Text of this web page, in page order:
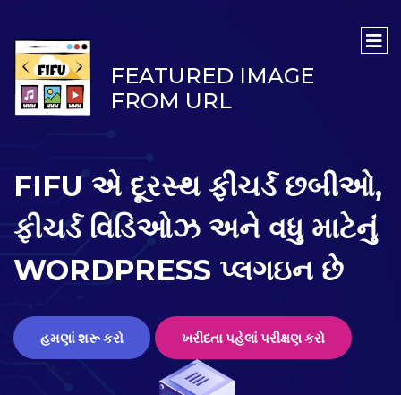
FEATURED IMAGE
FROM URL
FIFU એ દૂરસ્થ ફીચર્ડ છબીઓ,
ફીચર્ડ વિડિઓઝ અને વધુ માટેનું
WORDPRESS પ્લગઇન છે
હમણાં શરૂ કરો ખરીદતા પહેલાં પરીક્ષણ કરો